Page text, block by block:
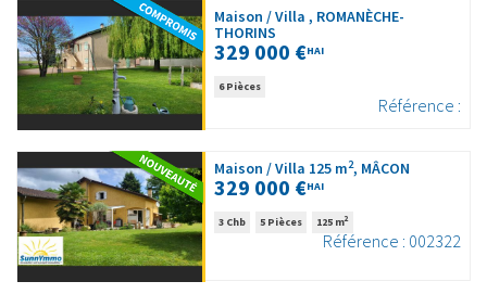
Maison / Villa , ROMANÈCHE-
THORINS
329 000 €HAI
6 Pièces
Référence :
Maison / Villa 125 m2, MÂCON
329 000 €HAI
3 Chb 5 Pièces 125 m2
Référence : 002322